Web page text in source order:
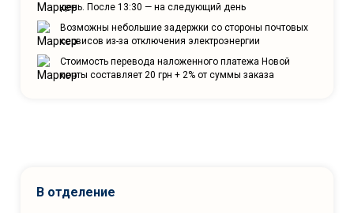
день. После 13:30 — на следующий день
Возможны небольшие задержки со стороны почтовых
сервисов из-за отключения электроэнергии
Стоимость перевода наложенного платежа Новой
почты составляет 20 грн + 2% от суммы заказа
В отделение